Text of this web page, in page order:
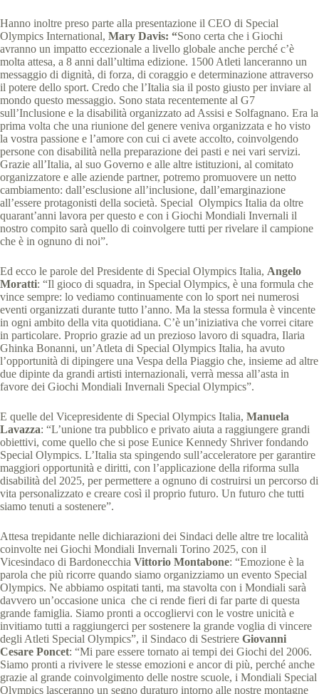
Hanno inoltre preso parte alla presentazione il CEO di Special
Olympics International, Mary Davis: “Sono certa che i Giochi
avranno un impatto eccezionale a livello globale anche perché c’è
molta attesa, a 8 anni dall’ultima edizione. 1500 Atleti lanceranno un
messaggio di dignità, di forza, di coraggio e determinazione attraverso
il potere dello sport. Credo che l’Italia sia il posto giusto per inviare al
mondo questo messaggio. Sono stata recentemente al G7
sull’Inclusione e la disabilità organizzato ad Assisi e Solfagnano. Era la
prima volta che una riunione del genere veniva organizzata e ho visto
la vostra passione e l’amore con cui ci avete accolto, coinvolgendo
persone con disabilità nella preparazione dei pasti e nei vari servizi.
Grazie all’Italia, al suo Governo e alle altre istituzioni, al comitato
organizzatore e alle aziende partner, potremo promuovere un netto
cambiamento: dall’esclusione all’inclusione, dall’emarginazione
all’essere protagonisti della società. Special Olympics Italia da oltre
quarant’anni lavora per questo e con i Giochi Mondiali Invernali il
nostro compito sarà quello di coinvolgere tutti per rivelare il campione
che è in ognuno di noi”.
Ed ecco le parole del Presidente di Special Olympics Italia, Angelo
Moratti: “Il gioco di squadra, in Special Olympics, è una formula che
vince sempre: lo vediamo continuamente con lo sport nei numerosi
eventi organizzati durante tutto l’anno. Ma la stessa formula è vincente
in ogni ambito della vita quotidiana. C’è un’iniziativa che vorrei citare
in particolare. Proprio grazie ad un prezioso lavoro di squadra, Ilaria
Ghinka Bonanni, un’Atleta di Special Olympics Italia, ha avuto
l’opportunità di dipingere una Vespa della Piaggio che, insieme ad altre
due dipinte da grandi artisti internazionali, verrà messa all’asta in
favore dei Giochi Mondiali Invernali Special Olympics”.
E quelle del Vicepresidente di Special Olympics Italia, Manuela
Lavazza: “L’unione tra pubblico e privato aiuta a raggiungere grandi
obiettivi, come quello che si pose Eunice Kennedy Shriver fondando
Special Olympics. L’Italia sta spingendo sull’acceleratore per garantire
maggiori opportunità e diritti, con l’applicazione della riforma sulla
disabilità del 2025, per permettere a ognuno di costruirsi un percorso di
vita personalizzato e creare così il proprio futuro. Un futuro che tutti
siamo tenuti a sostenere”.
Attesa trepidante nelle dichiarazioni dei Sindaci delle altre tre località
coinvolte nei Giochi Mondiali Invernali Torino 2025, con il
Vicesindaco di Bardonecchia Vittorio Montabone: “Emozione è la
parola che più ricorre quando siamo organizziamo un evento Special
Olympics. Ne abbiamo ospitati tanti, ma stavolta con i Mondiali sarà
davvero un’occasione unica che ci rende fieri di far parte di questa
grande famiglia. Siamo pronti a occogliervi con le vostre unicità e
invitiamo tutti a raggiungerci per sostenere la grande voglia di vincere
degli Atleti Special Olympics”, il Sindaco di Sestriere Giovanni
Cesare Poncet: “Mi pare essere tornato ai tempi dei Giochi del 2006.
Siamo pronti a rivivere le stesse emozioni e ancor di più, perché anche
grazie al grande coinvolgimento delle nostre scuole, i Mondiali Special
Olympics lasceranno un segno duraturo intorno alle nostre montagne